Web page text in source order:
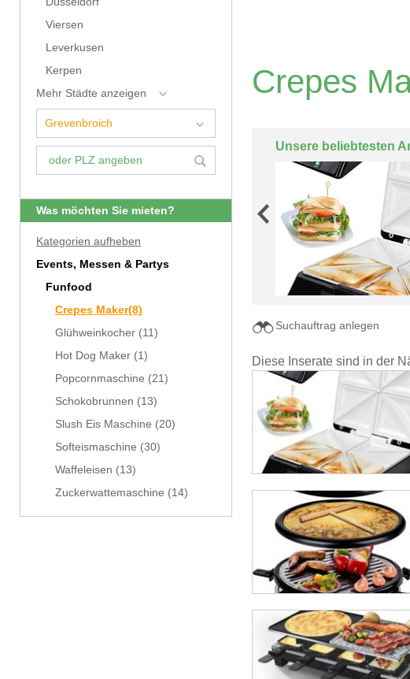
Viersen
Leverkusen
Kerpen
Mehr Städte anzeigen
Was möchten Sie mieten?
Kategorien aufheben
Events, Messen & Partys
Funfood
Crepes Maker(8)
Glühweinkocher (11)
Hot Dog Maker (1)
Popcornmaschine (21)
Schokobrunnen (13)
Slush Eis Maschine (20)
Softeismaschine (30)
Waffeleisen (13)
Zuckerwattemaschine (14)
Crepes
Unsere beliebtesten
Suchauftrag anlegen
Diese Inserate sind in der